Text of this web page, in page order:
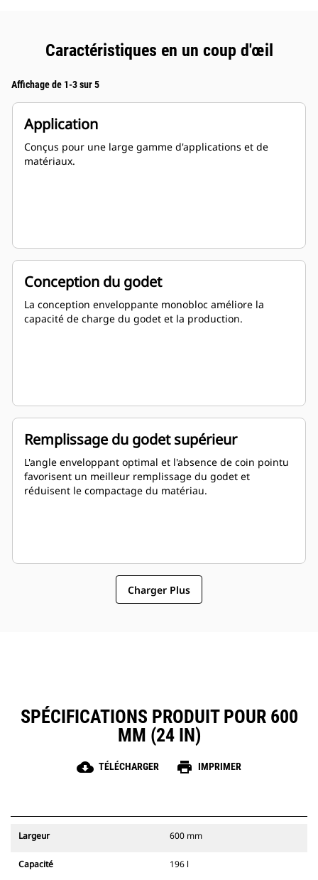
Caractéristiques en un coup d'œil
Affichage de 1-3 sur 5
Application
Conçus pour une large gamme d'applications et de
matériaux.
Conception du godet
La conception enveloppante monobloc améliore la
capacité de charge du godet et la production.
Remplissage du godet supérieur
L'angle enveloppant optimal et l'absence de coin pointu
favorisent un meilleur remplissage du godet et
réduisent le compactage du matériau.
Charger Plus
SPÉCIFICATIONS PRODUIT POUR 600
MM (24 IN)
cloud_download TÉLÉCHARGER print IMPRIMER
Largeur 600 mm
Capacité 196 l